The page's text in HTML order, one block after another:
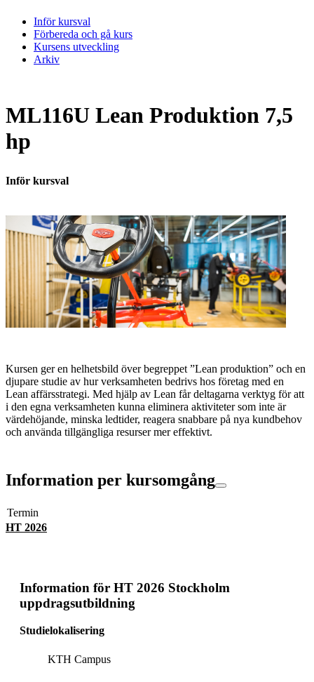
Inför kursval
Förbereda och gå kurs
Kursens utveckling
Arkiv
ML116U Lean Produktion 7,5
hp
Inför kursval
Kursen ger en helhetsbild över begreppet ”Lean produktion” och en
djupare studie av hur verksamheten bedrivs hos företag med en
Lean affärsstrategi. Med hjälp av Lean får deltagarna verktyg för att
i den egna verksamheten kunna eliminera aktiviteter som inte är
värdehöjande, minska ledtider, reagera snabbare på nya kundbehov
och använda tillgängliga resurser mer effektivt.
Information per kursomgång
Termin
HT 2026
Information för HT 2026 Stockholm
uppdragsutbildning
Studielokalisering
KTH Campus